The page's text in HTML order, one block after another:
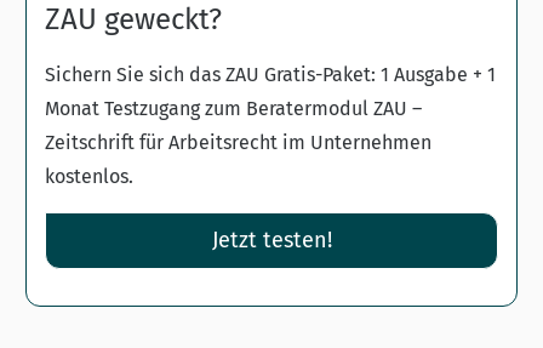
ZAU geweckt?
Sichern Sie sich das ZAU Gratis-Paket: 1 Ausgabe + 1
Monat Testzugang zum Beratermodul ZAU –
Zeitschrift für Arbeitsrecht im Unternehmen
kostenlos.
Jetzt testen!